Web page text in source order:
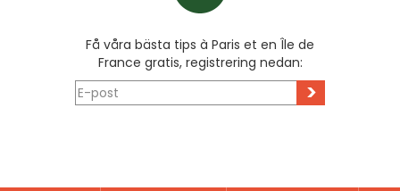
Få våra bästa tips à Paris et en Île de
France gratis, registrering nedan:
>